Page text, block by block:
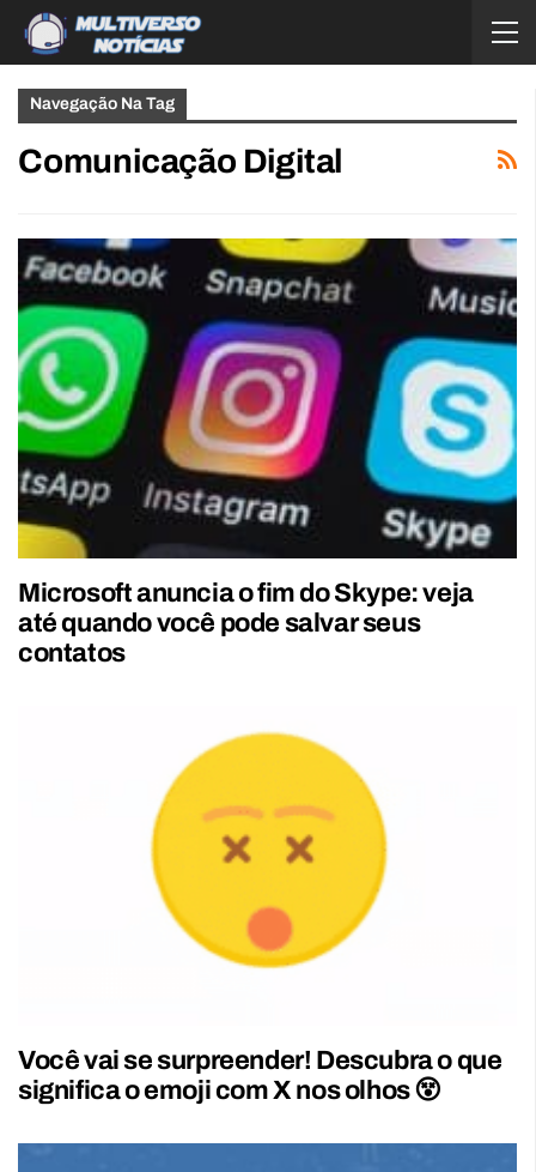
Navegação Na Tag
Comunicação Digital
Microsoft anuncia o fim do Skype: veja
até quando você pode salvar seus
contatos
Você vai se surpreender! Descubra o que
significa o emoji com X nos olhos 😵